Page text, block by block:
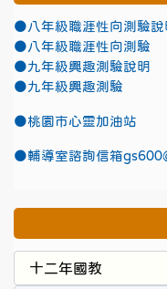
●八年級職涯性向測驗說
●八年級職涯性向測驗
●九年級興趣測驗說明
●九年級興趣測驗
●桃園市心靈加油站
●輔導室諮詢信箱